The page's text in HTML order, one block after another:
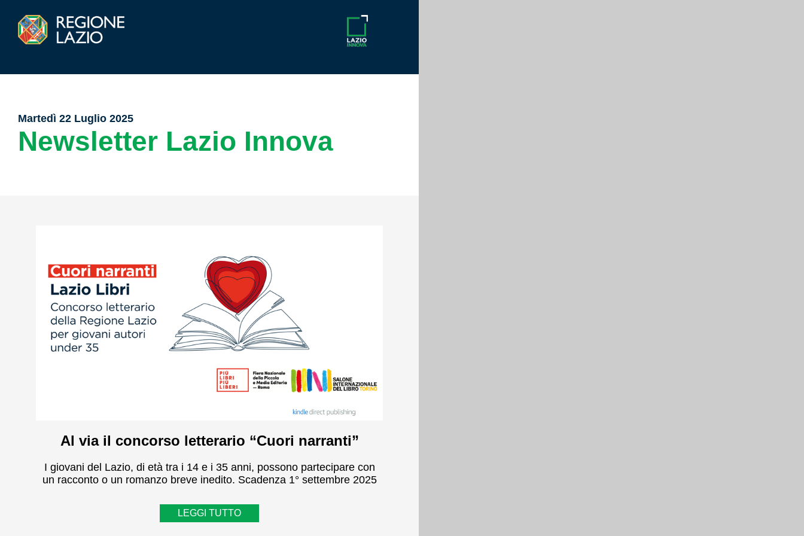
Martedì 22 Luglio 2025
Newsletter Lazio Innova
Al via il concorso letterario “Cuori narranti”
I giovani del Lazio, di età tra i 14 e i 35 anni, possono partecipare con
un racconto o un romanzo breve inedito. Scadenza 1° settembre 2025
LEGGI TUTTO